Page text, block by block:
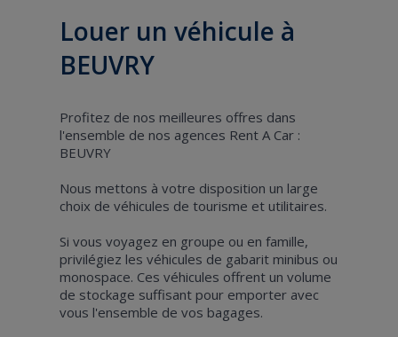
Louer un véhicule à
BEUVRY
Profitez de nos meilleures offres dans
l'ensemble de nos agences Rent A Car :
BEUVRY
Nous mettons à votre disposition un large
choix de véhicules de tourisme et utilitaires.
Si vous voyagez en groupe ou en famille,
privilégiez les véhicules de gabarit minibus ou
monospace. Ces véhicules offrent un volume
de stockage suffisant pour emporter avec
vous l'ensemble de vos bagages.